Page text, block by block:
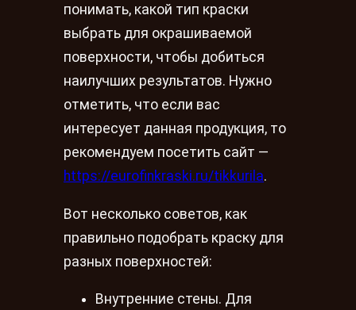
понимать, какой тип краски
выбрать для окрашиваемой
поверхности, чтобы добиться
наилучших результатов. Нужно
отметить, что если вас
интересует данная продукция, то
рекомендуем посетить сайт —
https://eurofinkraski.ru/tikkurila.
Вот несколько советов, как
правильно подобрать краску для
разных поверхностей:
Внутренние стены. Для